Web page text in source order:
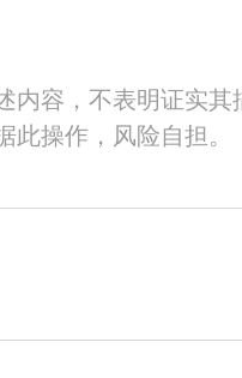
内容，不表明证实
此操作，风险自担。